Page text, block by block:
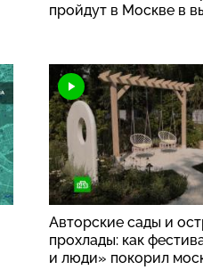
пройдут в Москве в
Авторские сады и
прохлады: как
и люди» покорил